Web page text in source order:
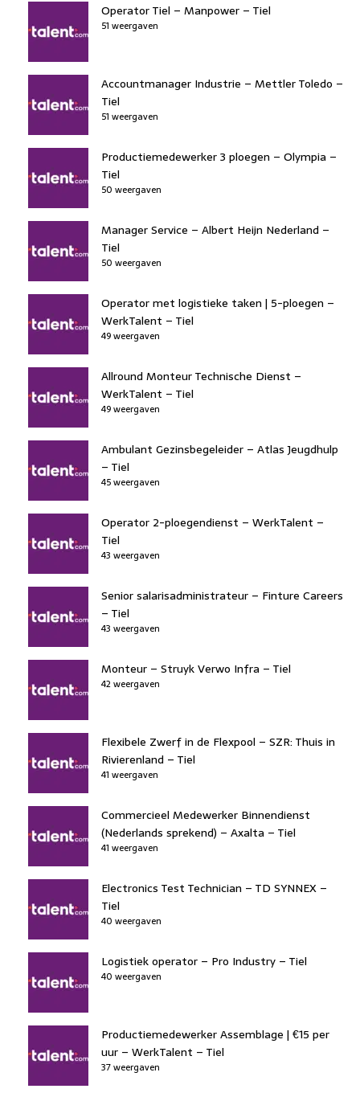
Operator Tiel – Manpower – Tiel
51 weergaven
Accountmanager Industrie – Mettler Toledo –
Tiel
51 weergaven
Productiemedewerker 3 ploegen – Olympia –
Tiel
50 weergaven
Manager Service – Albert Heijn Nederland –
Tiel
50 weergaven
Operator met logistieke taken | 5-ploegen –
WerkTalent – Tiel
49 weergaven
Allround Monteur Technische Dienst –
WerkTalent – Tiel
49 weergaven
Ambulant Gezinsbegeleider – Atlas Jeugdhulp
– Tiel
45 weergaven
Operator 2-ploegendienst – WerkTalent –
Tiel
43 weergaven
Senior salarisadministrateur – Finture Careers
– Tiel
43 weergaven
Monteur – Struyk Verwo Infra – Tiel
42 weergaven
Flexibele Zwerf in de Flexpool – SZR: Thuis in
Rivierenland – Tiel
41 weergaven
Commercieel Medewerker Binnendienst
(Nederlands sprekend) – Axalta – Tiel
41 weergaven
Electronics Test Technician – TD SYNNEX –
Tiel
40 weergaven
Logistiek operator – Pro Industry – Tiel
40 weergaven
Productiemedewerker Assemblage | €15 per
uur – WerkTalent – Tiel
37 weergaven